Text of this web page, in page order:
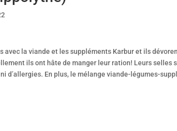
avec la viande et les suppléments Karbur et ils
ils ont hâte de manger leur ration! Leurs selles
d’allergies. En plus, le mélange viande-légumes-